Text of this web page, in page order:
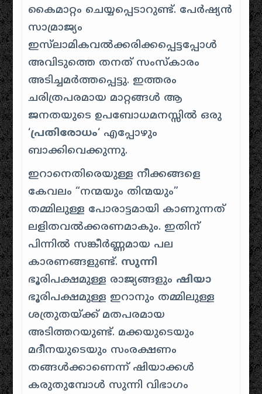
കൈമാറ്റം ചെയ്യപ്പെടാറുണ്ട്. പേർഷ്യൻ
സാമ്രാജ്യം
ഇസ്‌ലാമികവൽക്കരിക്കപ്പെട്ടപ്പോൾ
അവിടുത്തെ തനത് സംസ്കാരം
അടിച്ചമർത്തപ്പെട്ടു. ഇത്തരം
ചരിത്രപരമായ മാറ്റങ്ങൾ ആ
ജനതയുടെ ഉപബോധമനസ്സിൽ ഒരു
‘പ്രതിരോധം‘ എപ്പോഴും
ബാക്കിവെക്കുന്നു.
ഇറാനെതിരെയുള്ള നീക്കങ്ങളെ
കേവലം “നന്മയും തിന്മയും”
തമ്മിലുള്ള പോരാട്ടമായി കാണുന്നത്
ലളിതവൽക്കരണമാകും. ഇതിന്
പിന്നിൽ സങ്കീർണ്ണമായ പല
കാരണങ്ങളുണ്ട്. സുന്നി
ഭൂരിപക്ഷമുള്ള രാജ്യങ്ങളും ഷിയാ
ഭൂരിപക്ഷമുള്ള ഇറാനും തമ്മിലുള്ള
ശത്രുതയ്ക്ക് മതപരമായ
അടിത്തറയുണ്ട്. മക്കയുടെയും
മദീനയുടെയും സംരക്ഷണം
തങ്ങൾക്കാണെന്ന് ഷിയാക്കൾ
കരുതുമ്പോൾ സുന്നി വിഭാഗം